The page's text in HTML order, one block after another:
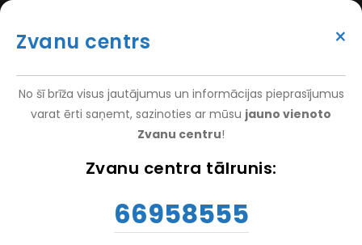
Pārlekt
galveno
MENU
VAKANCES
DARBINIEKIEM
Atpakaļceļš
Stacionārā Rehabilitācija -Bērnu Rehabilitācija
Cerebrālās triekas rehabilitācija
×
Zvanu centrs
No šī brīža visus jautājumus un informācijas pieprasījumus
varat ērti saņemt, sazinoties ar mūsu jauno vienoto
Zvanu centru!
Zvanu centra tālrunis:
66958555